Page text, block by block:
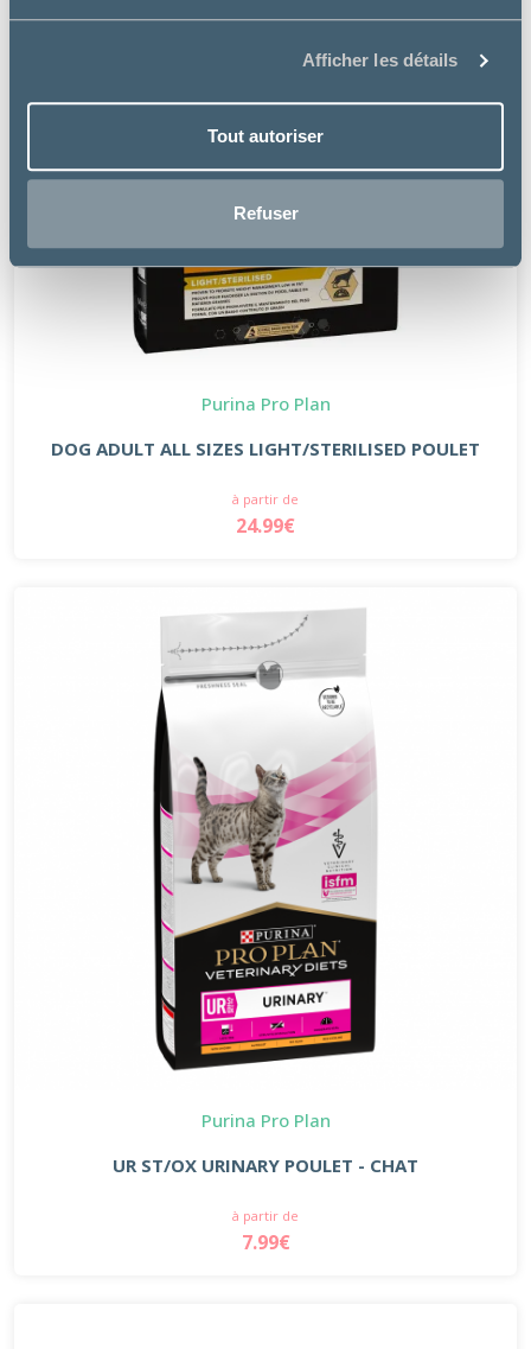
Afficher les détails
Tout autoriser
Refuser
Purina Pro Plan
DOG ADULT ALL SIZES LIGHT/STERILISED POULET
à partir de
24.99€
Purina Pro Plan
UR ST/OX URINARY POULET - CHAT
à partir de
7.99€